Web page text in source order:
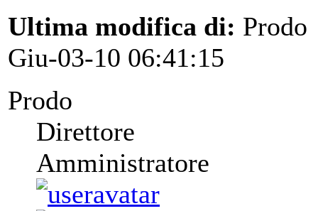
Ultima modifica di: Prodo
Giu-03-10 06:41:15
Prodo
Direttore
Amministratore